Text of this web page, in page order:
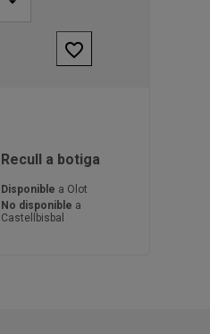
favorite_border
Recull a botiga
Disponible a Olot
No disponible a
Castellbisbal